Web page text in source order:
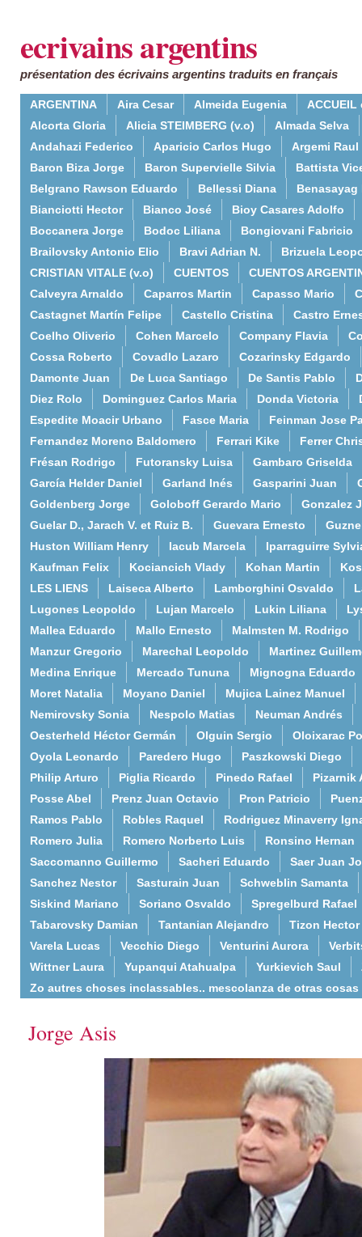
ecrivains argentins
présentation des écrivains argentins traduits en français
ARGENTINA Aira Cesar Almeida Eugenia
ACCUEIL
Alcorta Gloria
Alicia STEIMBERG (v.o)
Almada Selva
Andahazi Federico
Aparicio Carlos Hugo
Argemi Raul
Baron Biza Jorge
Baron Supervielle Silvia
Battista
Belgrano Rawson Eduardo
Bellessi Diana
Benasayag
Bianciotti Hector
Bianco José
Bioy Casares Adolfo
Boccanera Jorge
Bodoc Liliana
Bongiovani Fabricio
Brailovsky Antonio Elio
Bravi Adrian N.
Brizuela
CRISTIAN VITALE (v.o)
CUENTOS
CUENTOS
Calveyra Arnaldo
Caparros Martin Capasso Mario
Castagnet Martín Felipe
Castello Cristina
Castro
Coelho Oliverio
Cohen Marcelo Company Flavia
Cossa Roberto
Covadlo Lazaro
Cozarinsky Edgardo
Damonte Juan
De Luca Santiago De Santis Pablo
Diez Rolo
Dominguez Carlos Maria Donda Victoria
Espedite Moacir Urbano
Fasce Maria
Feinman Jose
Fernandez Moreno Baldomero
Ferrari Kike
Ferrer
Frésan Rodrigo
Futoransky Luisa
Gambaro Griselda
García Helder Daniel
Garland Inés Gasparini Juan
Goldenberg Jorge
Goloboff Gerardo Mario
Gonzalez
Guelar D., Jarach V. et Ruiz B.
Guevara Ernesto
Huston William Henry
Iacub Marcela
Iparraguirre
Kaufman Felix
Kociancich Vlady Kohan Martin
LES LIENS
Laiseca Alberto Lamborghini Osvaldo
Lugones Leopoldo
Lujan Marcelo Lukin Liliana
Mallea Eduardo
Mallo Ernesto
Malmsten M. Rodrigo
Manzur Gregorio
Marechal Leopoldo
Martinez
Medina Enrique
Mercado Tununa
Mignogna Eduardo
Moret Natalia
Moyano Daniel
Mujica Lainez Manuel
Nemirovsky Sonia
Nespolo Matias
Neuman Andrés
Oesterheld Héctor Germán
Olguin Sergio
Oloixarac
Oyola Leonardo
Paredero Hugo
Paszkowski Diego
Philip Arturo
Piglia Ricardo Pinedo Rafael
Pizarnik
Posse Abel
Prenz Juan Octavio Pron Patricio
Ramos Pablo
Robles Raquel
Rodriguez Minaverry
Romero Julia
Romero Norberto Luis
Ronsino Hernan
Saccomanno Guillermo
Sacheri Eduardo
Saer Juan
Sanchez Nestor
Sasturain Juan
Schweblin Samanta
Siskind Mariano
Soriano Osvaldo
Spregelburd Rafael
Tabarovsky Damian
Tantanian Alejandro
Tizon Hector
Varela Lucas
Vecchio Diego Venturini Aurora
Wittner Laura
Yupanqui Atahualpa Yurkievich Saul
Zo autres choses inclassables.. mescolanza de otras cosas
Jorge Asis